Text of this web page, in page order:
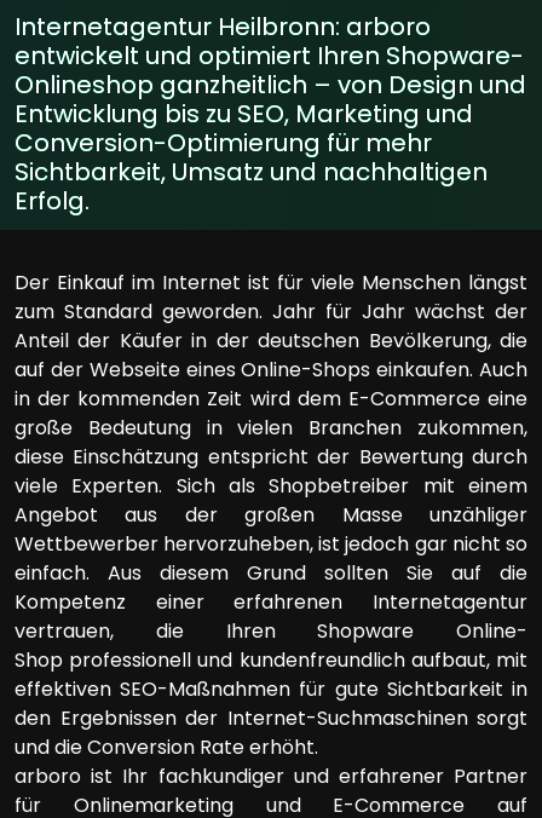
Internetagentur Heilbronn: arboro
entwickelt und optimiert Ihren Shopware-
Onlineshop ganzheitlich – von Design und
Entwicklung bis zu SEO, Marketing und
Conversion-Optimierung für mehr
Sichtbarkeit, Umsatz und nachhaltigen
Erfolg.
Der Einkauf im Internet ist für viele Menschen längst
zum Standard geworden. Jahr für Jahr wächst der
Anteil der Käufer in der deutschen Bevölkerung, die
auf der Webseite eines Online-Shops einkaufen. Auch
in der kommenden Zeit wird dem E-Commerce eine
große Bedeutung in vielen Branchen zukommen,
diese Einschätzung entspricht der Bewertung durch
viele Experten. Sich als Shopbetreiber mit einem
Angebot aus der großen Masse unzähliger
Wettbewerber hervorzuheben, ist jedoch gar nicht so
einfach. Aus diesem Grund sollten Sie auf die
Kompetenz einer erfahrenen Internetagentur
vertrauen, die Ihren Shopware Online-
Shop professionell und kundenfreundlich aufbaut, mit
effektiven SEO-Maßnahmen für gute Sichtbarkeit in
den Ergebnissen der Internet-Suchmaschinen sorgt
und die Conversion Rate erhöht.
arboro ist Ihr fachkundiger und erfahrener Partner
für Onlinemarketing und E-Commerce auf